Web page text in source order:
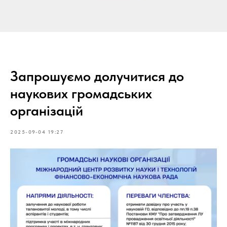
Запрошуємо долучитися до
наукових громадських
організацій
2025-09-04 19:27